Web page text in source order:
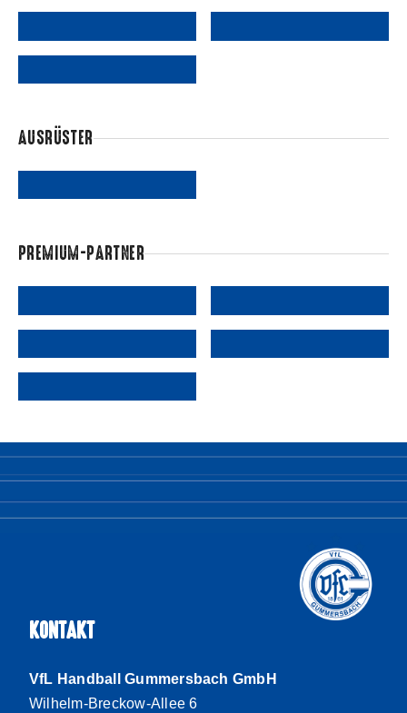
AUSRÜSTER
PREMIUM-PARTNER
KONTAKT
VfL Handball Gummersbach GmbH
Wilhelm-Breckow-Allee 6